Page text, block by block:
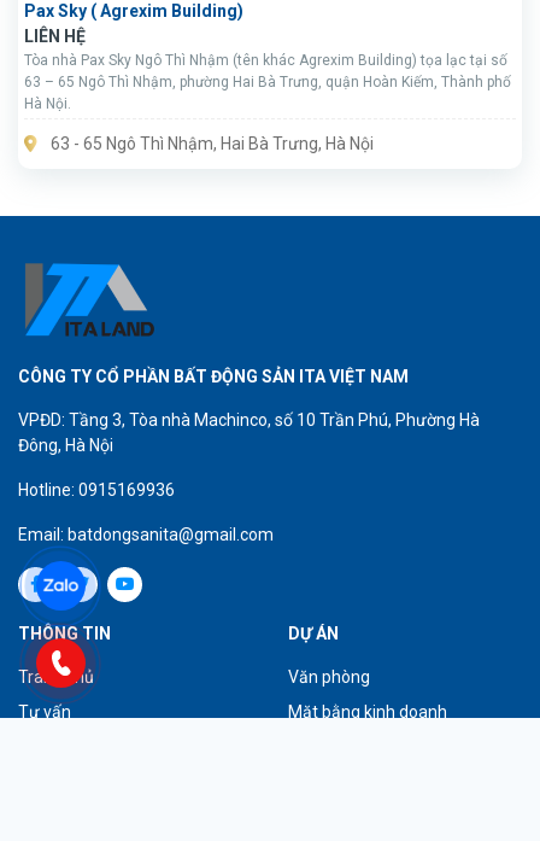
Pax Sky ( Agrexim Building)
LIÊN HỆ
Tòa nhà Pax Sky Ngô Thì Nhậm (tên khác Agrexim Building) tọa lạc tại số
63 – 65 Ngô Thì Nhậm, phường Hai Bà Trưng, quận Hoàn Kiếm, Thành phố
Hà Nội.
63 - 65 Ngô Thì Nhậm, Hai Bà Trưng, Hà Nội
CÔNG TY CỔ PHẦN BẤT ĐỘNG SẢN ITA VIỆT NAM
VPĐD: Tầng 3, Tòa nhà Machinco, số 10 Trần Phú, Phường Hà
Đông, Hà Nội
Hotline: 0915169936
Email: batdongsanita@gmail.com
THÔNG TIN
Trang chủ
Tư vấn
DỰ ÁN
Văn phòng
Mặt bằng kinh doanh